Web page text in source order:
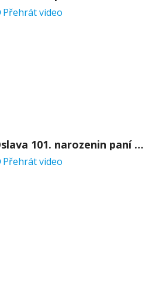
Přehrát video
Oslava 101. narozenin paní Věry Skořepové
Přehrát video